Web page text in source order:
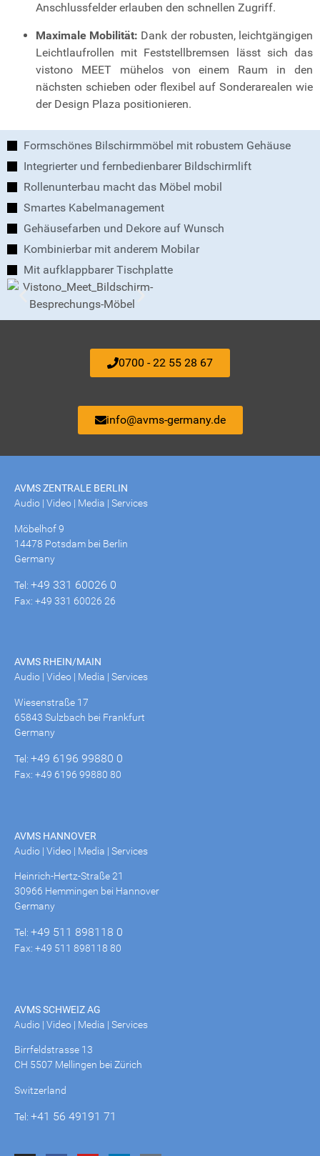
Anschlussfelder erlauben den schnellen Zugriff.
Maximale Mobilität: Dank der robusten, leichtgängigen
Leichtlaufrollen mit Feststellbremsen lässt sich das
vistono MEET mühelos von einem Raum in den
nächsten schieben oder flexibel auf Sonderarealen wie
der Design Plaza positionieren.
Formschönes Bilschirmmöbel mit robustem Gehäuse
Integrierter und fernbedienbarer Bildschirmlift
Rollenunterbau macht das Möbel mobil
Smartes Kabelmanagement
Gehäusefarben und Dekore auf Wunsch
Kombinierbar mit anderem Mobilar
Mit aufklappbarer Tischplatte
0700 - 22 55 28 67
info@avms-germany.de
AVMS ZENTRALE BERLIN
Audio | Video | Media | Services
Möbelhof 9
14478 Potsdam bei Berlin
Germany
Tel: +49 331 60026 0
Fax: +49 331 60026 26
AVMS RHEIN/MAIN
Audio | Video | Media | Services
Wiesenstraße 17
65843 Sulzbach bei Frankfurt
Germany
Tel: +49 6196 99880 0
Fax: +49 6196 99880 80
AVMS HANNOVER
Audio | Video | Media | Services
Heinrich-Hertz-Straße 21
30966 Hemmingen bei Hannover
Germany
Tel: +49 511 898118 0
Fax: +49 511 898118 80
AVMS SCHWEIZ AG
Audio | Video | Media | Services
Birrfeldstrasse 13
CH 5507 Mellingen bei Zürich
Switzerland
Tel: +41 56 49191 71